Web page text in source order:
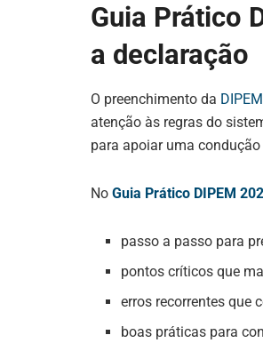
Guia Prático
a declaração
O preenchimento da DIPEM
atenção às regras do
para apoiar uma
No Guia Prático DIPEM
passo a passo para
pontos críticos que
erros recorrentes que
boas práticas para